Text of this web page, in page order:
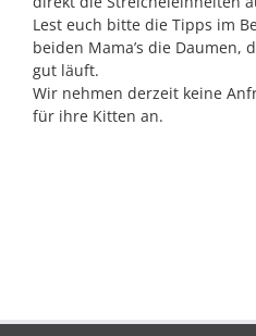
Lest euch bitte die Tipps im
beiden Mama’s die Daumen,
gut läuft.
Wir nehmen derzeit keine
für ihre Kitten an.